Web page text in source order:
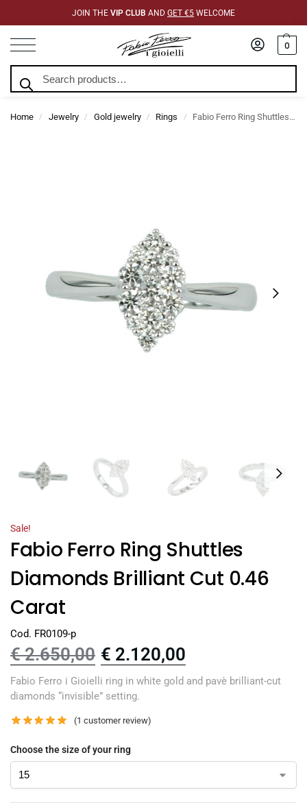
JOIN THE VIP CLUB AND GET €5 WELCOME
0
Home / Jewelry / Gold jewelry / Rings / Fabio Ferro Ring Shuttles Diamonds Brilliant Cut 0.46 Carat
Sale!
Fabio Ferro Ring Shuttles
Diamonds Brilliant Cut 0.46
Carat
Cod. FR0109-p
€2.650,00 € 2.120,00
Fabio Ferro i Gioielli ring in white gold and pavè brilliant-cut
diamonds “invisible” setting.
(1 customer review)
Choose the size of your ring